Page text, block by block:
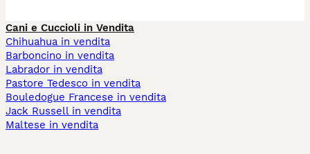
Cani e Cuccioli in Vendita
Chihuahua in vendita
Barboncino in vendita
Labrador in vendita
Pastore Tedesco in vendita
Bouledogue Francese in vendita
Jack Russell in vendita
Maltese in vendita